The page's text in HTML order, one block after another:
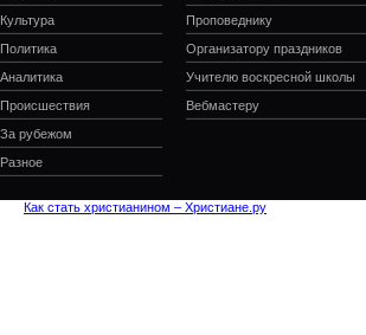
Культура
Политика
Аналитика
Происшествия
За рубежом
Разное
Проповеднику
Организатору праздников
Учителю воскресной школы
Вебмастеру
Как стать христианином – Христиане.ру